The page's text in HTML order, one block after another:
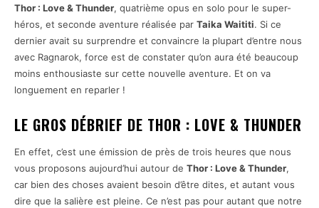
Thor : Love & Thunder, quatrième opus en solo pour le super-
héros, et seconde aventure réalisée par Taika Waititi. Si ce
dernier avait su surprendre et convaincre la plupart d’entre nous
avec Ragnarok, force est de constater qu’on aura été beaucoup
moins enthousiaste sur cette nouvelle aventure. Et on va
longuement en reparler !
LE GROS DÉBRIEF DE THOR : LOVE & THUNDER
En effet, c’est une émission de près de trois heures que nous
vous proposons aujourd’hui autour de Thor : Love & Thunder,
car bien des choses avaient besoin d’être dites, et autant vous
dire que la salière est pleine. Ce n’est pas pour autant que notre